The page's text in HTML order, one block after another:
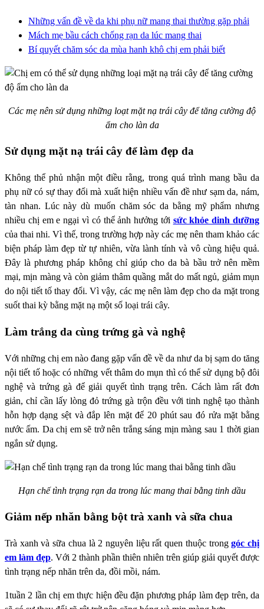
Những vấn đề về da khi phụ nữ mang thai thường gặp phải
Mách mẹ bầu cách chống rạn da lúc mang thai
Bí quyết chăm sóc da mùa hanh khô chị em phải biết
Các mẹ nên sử dụng những loạt mặt nạ trái cây để tăng cường độ
ẩm cho làn da
Sử dụng mặt nạ trái cây để làm đẹp da
Không thể phủ nhận một điều rằng, trong quá trình mang bầu da
phụ nữ có sự thay đổi mà xuất hiện nhiều vấn đề như sạm da, nám,
tàn nhan. Lúc này dù muốn chăm sóc da bằng mỹ phẩm nhưng
nhiều chị em e ngại vì có thể ảnh hưởng tới sức khỏe dinh dưỡng
của thai nhi. Vì thế, trong trường hợp này các mẹ nên tham khảo các
biện pháp làm đẹp từ tự nhiên, vừa lành tính và vô cùng hiệu quả.
Đây là phương pháp không chỉ giúp cho da bà bầu trở nên mềm
mại, mịn màng và còn giảm thâm quầng mắt do mất ngủ, giảm mụn
do nội tiết tố thay đổi. Vì vậy, các mẹ nên làm đẹp cho da mặt trong
suốt thai kỳ bằng mặt nạ một số loại trái cây.
Làm trắng da cùng trứng gà và nghệ
Với những chị em nào đang gặp vấn đề về da như da bị sạm do tăng
nội tiết tố hoặc có những vết thâm do mụn thì có thể sử dụng bộ đôi
nghệ và trứng gà để giải quyết tình trạng trên. Cách làm rất đơn
giản, chỉ cần lấy lòng đỏ trứng gà trộn đều với tinh nghệ tạo thành
hỗn hợp dạng sệt và đắp lên mặt để 20 phút sau đó rửa mặt bằng
nước ấm. Da chị em sẽ trở nên trắng sáng mịn màng sau 1 thời gian
ngắn sử dụng.
Hạn chế tình trạng rạn da trong lúc mang thai bằng tinh dầu
Giảm nếp nhăn bằng bột trà xanh và sữa chua
Trà xanh và sữa chua là 2 nguyên liệu rất quen thuộc tronggóc chị
em làm đẹp. Với 2 thành phần thiên nhiên trên giúp giải quyết được
tình trạng nếp nhăn trên da, đồi mồi, nám.
1tuần 2 lần chị em thực hiện đều đặn phương pháp làm đẹp trên, da